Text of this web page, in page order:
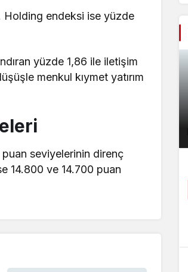
Holding endeksi ise yüzde
yüzde 1,86 ile iletişim
menkul kıymet yatırım
puan seviyelerinin direnç
14.800 ve 14.700 puan